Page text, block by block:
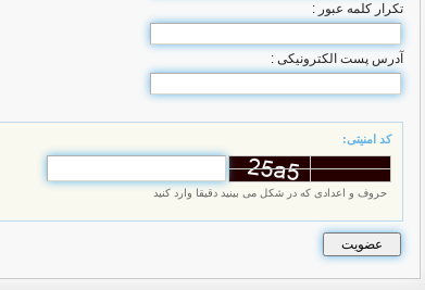
تکرار کلمه عبور :
آدرس پست الکترونیکی :
کد امنیتی:
حروف و اعدادی که در شکل می بینید دقیقا وارد کنید